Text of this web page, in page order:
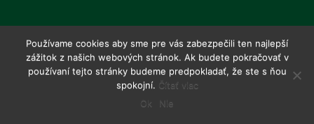
Používame cookies aby sme pre vás zabezpečili ten najlepší
zážitok z našich webových stránok. Ak budete pokračovať v
používaní tejto stránky budeme predpokladať, že ste s ňou
spokojní. Čítať viac
Ok
Nie